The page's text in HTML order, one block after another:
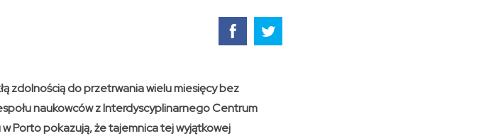
zdolnością do przetrwania wielu miesięcy bez
naukowców z Interdyscyplinarnego Centrum
Porto pokazują, że tajemnica tej wyjątkowej